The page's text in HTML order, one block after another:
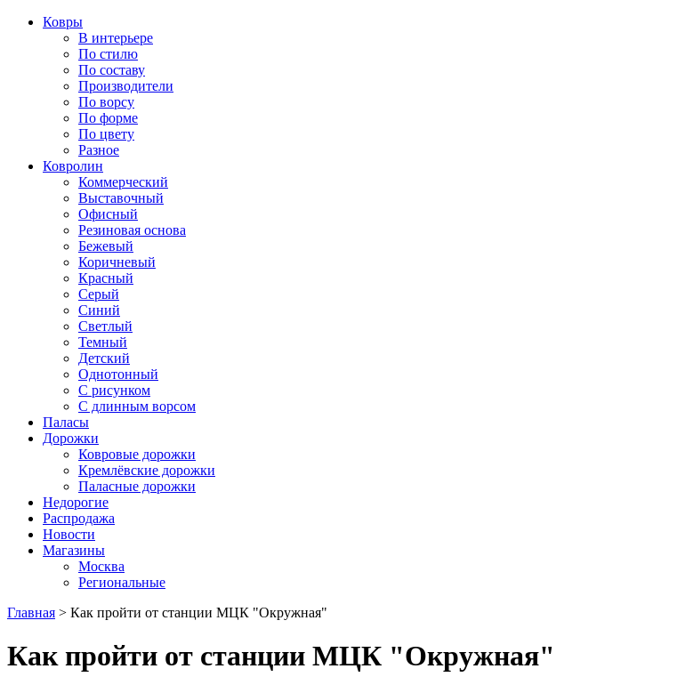
Ковры
В интерьере
По стилю
По составу
Производители
По ворсу
По форме
По цвету
Разное
Ковролин
Коммерческий
Выставочный
Офисный
Резиновая основа
Бежевый
Коричневый
Красный
Серый
Синий
Светлый
Темный
Детский
Однотонный
С рисунком
С длинным ворсом
Паласы
Дорожки
Ковровые дорожки
Кремлёвские дорожки
Паласные дорожки
Недорогие
Распродажа
Новости
Магазины
Москва
Региональные
Главная > Как пройти от станции МЦК "Окружная"
Как пройти от станции МЦК "Окружная"